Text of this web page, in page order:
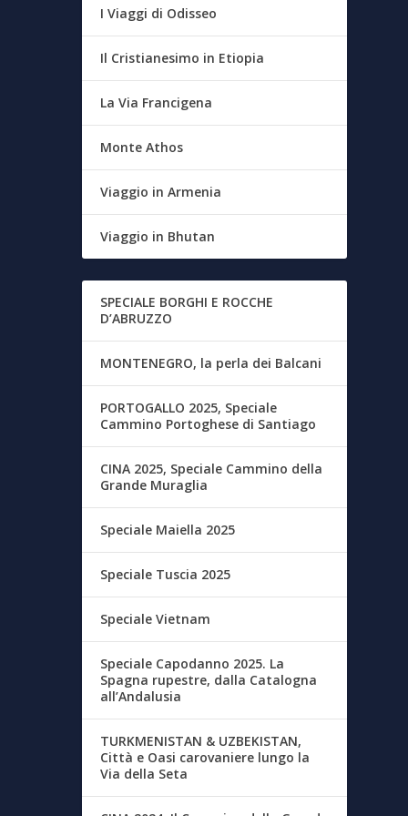
I Viaggi di Odisseo
Il Cristianesimo in Etiopia
La Via Francigena
Monte Athos
Viaggio in Armenia
Viaggio in Bhutan
SPECIALE BORGHI E ROCCHE
D’ABRUZZO
MONTENEGRO, la perla dei Balcani
PORTOGALLO 2025, Speciale
Cammino Portoghese di Santiago
CINA 2025, Speciale Cammino della
Grande Muraglia
Speciale Maiella 2025
Speciale Tuscia 2025
Speciale Vietnam
Speciale Capodanno 2025. La
Spagna rupestre, dalla Catalogna
all’Andalusia
TURKMENISTAN & UZBEKISTAN,
Città e Oasi carovaniere lungo la
Via della Seta